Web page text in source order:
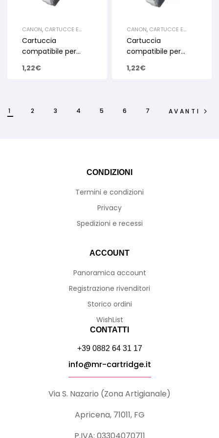
CANON, CARTUCCE E
CARTUCCE INKJET
SERBATOIO
Cartuccia
compatibile per
Magenta
1,22€
CANON, CARTUCCE E
CARTUCCE INKJET
SERBATOIO
Cartuccia
compatibile per
1,22€
1 2 3 4 5 6 7 AVANTI
CONDIZIONI
Termini e condizioni
Privacy
Spedizioni e recessi
ACCOUNT
Panoramica account
Registrazione rivenditori
Storico ordini
WishList
CONTATTI
+39 0882 64 31 17
info@mr-cartridge.it
Via S. Nazario (Zona Artigianale)
Apricena, 71011, FG
P.IVA: 03304070711